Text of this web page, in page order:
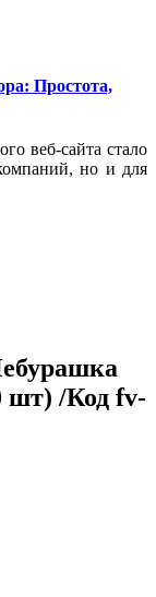
Простота,
веб-сайта стало
но и для
шт) /Код fv-